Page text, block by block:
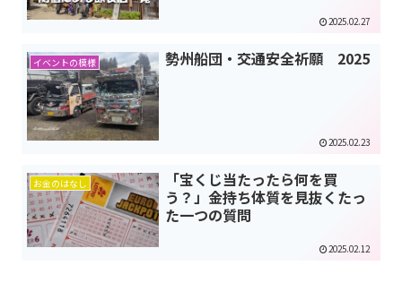
2025.02.27
イベントの模様 勢州船団・交通安全祈願 2025
2025.02.23
お金のはなし
「宝くじ当たったら何を買
う？」金持ち体質を見抜くたっ
た一つの質問
2025.02.12